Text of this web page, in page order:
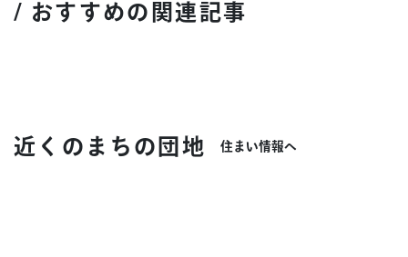
/ おすすめの関連記事
近くのまちの団地 住まい情報へ